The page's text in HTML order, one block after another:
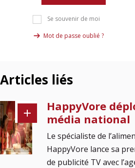
Se souvenir de moi
Mot de passe oublié ?
Articles liés
HappyVore
média national
Le spécialiste de
HappyVore lance sa
de publicité TV avec